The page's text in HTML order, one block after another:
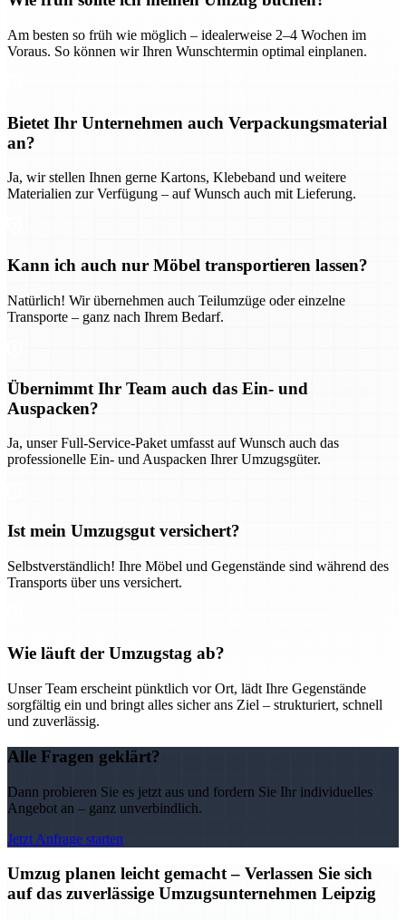
Am besten so früh wie möglich – idealerweise 2–4 Wochen im
Voraus. So können wir Ihren Wunschtermin optimal einplanen.
Bietet Ihr Unternehmen auch Verpackungsmaterial
an?
Ja, wir stellen Ihnen gerne Kartons, Klebeband und weitere
Materialien zur Verfügung – auf Wunsch auch mit Lieferung.
Kann ich auch nur Möbel transportieren lassen?
Natürlich! Wir übernehmen auch Teilumzüge oder einzelne
Transporte – ganz nach Ihrem Bedarf.
Übernimmt Ihr Team auch das Ein- und
Auspacken?
Ja, unser Full-Service-Paket umfasst auf Wunsch auch das
professionelle Ein- und Auspacken Ihrer Umzugsgüter.
Ist mein Umzugsgut versichert?
Selbstverständlich! Ihre Möbel und Gegenstände sind während des
Transports über uns versichert.
Wie läuft der Umzugstag ab?
Unser Team erscheint pünktlich vor Ort, lädt Ihre Gegenstände
sorgfältig ein und bringt alles sicher ans Ziel – strukturiert, schnell
und zuverlässig.
Alle Fragen geklärt?
Dann probieren Sie es jetzt aus und fordern Sie Ihr individuelles
Angebot an – ganz unverbindlich.
Jetzt Anfrage starten
Umzug planen leicht gemacht – Verlassen Sie sich
auf das zuverlässige Umzugsunternehmen Leipzig